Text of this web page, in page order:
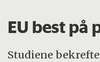
EU best på
Studiene